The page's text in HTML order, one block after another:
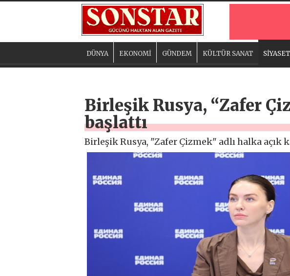
DÜNYA EKONOMİ GÜNDEM KÜLTÜR SANAT SİYASET
Birleşik Rusya, “Zafer
başlattı
Birleşik Rusya, "Zafer Çizmek" adlı halka açık